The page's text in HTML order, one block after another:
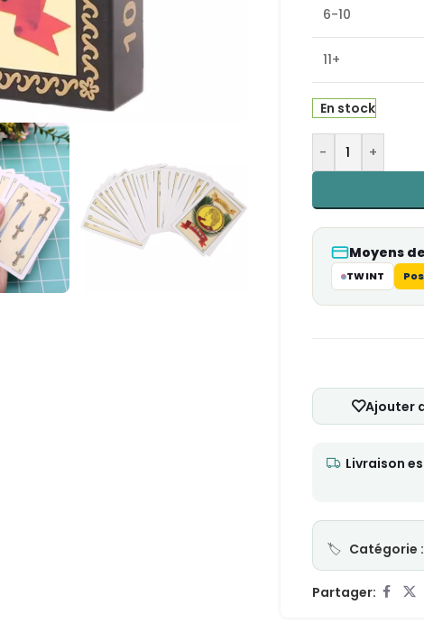
6-10
11+
En stock
- +
Alternative:
Moyens
TWINT
Ajouter
Livraison
Catégorie :
Partager: